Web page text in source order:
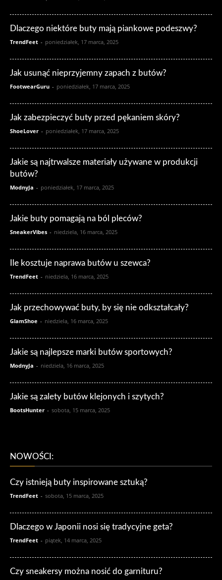
Dlaczego niektóre buty mają piankowe podeszwy?
TrendFeet - poniedziałek, 17 marca, 2025
Jak usunąć nieprzyjemny zapach z butów?
FootwearGuru - poniedziałek, 17 marca, 2025
Jak zabezpieczyć buty przed pękaniem skóry?
ShoeLover - poniedziałek, 17 marca, 2025
Jakie są najtrwalsze materiały używane w produkcji
butów?
ModnyJa - poniedziałek, 17 marca, 2025
Jakie buty pomagają na ból pleców?
SneakerVibes - niedziela, 16 marca, 2025
Ile kosztuje naprawa butów u szewca?
TrendFeet - niedziela, 16 marca, 2025
Jak przechowywać buty, by się nie odkształcały?
GlamShoe - niedziela, 16 marca, 2025
Jakie są najlepsze marki butów sportowych?
ModnyJa - niedziela, 16 marca, 2025
Jakie są zalety butów klejonych i szytych?
BootsHunter - sobota, 15 marca, 2025
NOWOŚCI:
Czy istnieją buty inspirowane sztuką?
TrendFeet - sobota, 15 marca, 2025
Dlaczego w Japonii nosi się tradycyjne geta?
TrendFeet - piątek, 14 marca, 2025
Czy sneakersy można nosić do garnituru?